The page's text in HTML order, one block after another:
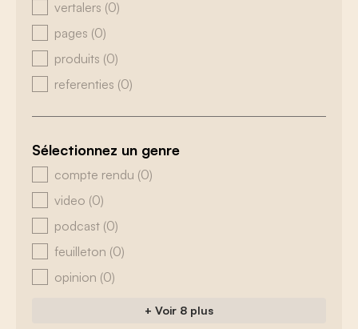
vertalers (0)
pages (0)
produits (0)
referenties (0)
Sélectionnez un genre
zoeken - genre
compte rendu (0)
video (0)
podcast (0)
feuilleton (0)
opinion (0)
+ Voir 8 plus